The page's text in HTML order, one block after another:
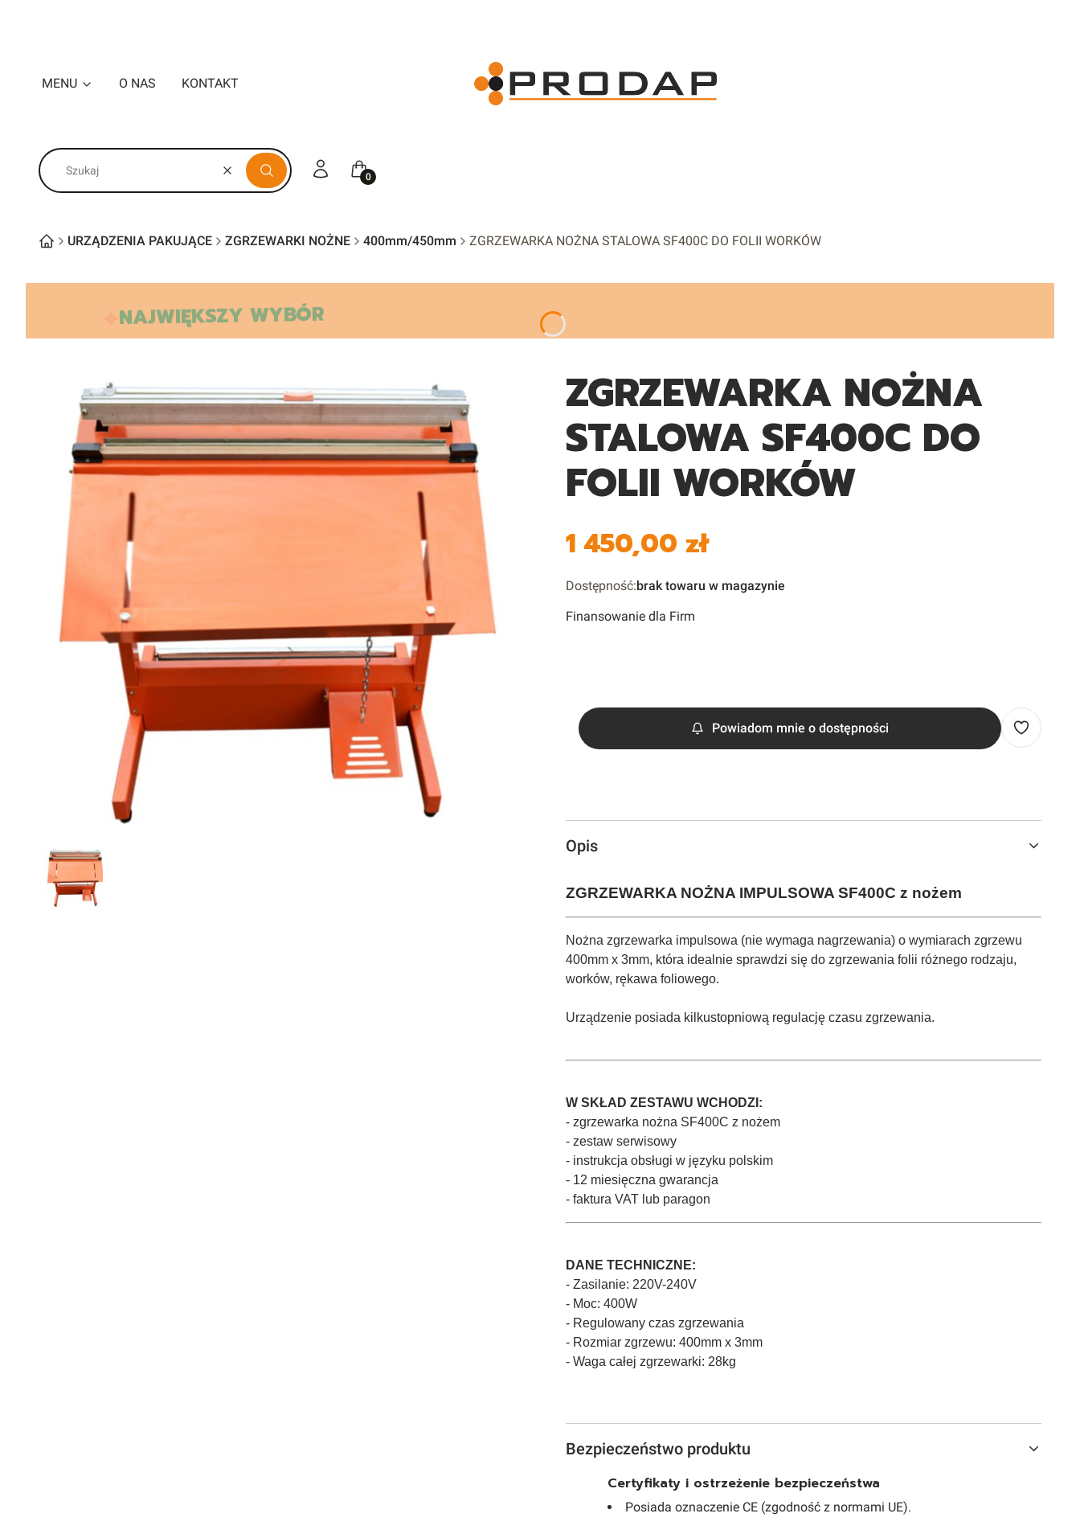
MENU O NAS KONTAKT
WyczyśćSzukaj
Zaloguj sięKoszyk
URZĄDZENIA PAKUJĄCE ZGRZEWARKI NOŻNE 400mm/450mm ZGRZEWARKA NOŻNA STALOWA SF400C DO FOLII WORKÓW
NAJWIĘKSZY WYBÓR
ZGRZEWARKA NOŻNA
STALOWA SF400C DO
FOLII WORKÓW
Cena
1 450,00 zł
Dostępność:brak towaru w magazynie
Finansowanie dla Firm
Powiadom mnie o dostępności
Opis
ZGRZEWARKA NOŻNA IMPULSOWA SF400C z nożem
Nożna zgrzewarka impulsowa (nie wymaga nagrzewania) o wymiarach zgrzewu
400mm x 3mm, która idealnie sprawdzi się do zgrzewania folii różnego rodzaju,
worków, rękawa foliowego.
Urządzenie posiada kilkustopniową regulację czasu zgrzewania.
W SKŁAD ZESTAWU WCHODZI:
- zgrzewarka nożna SF400C z nożem
- zestaw serwisowy
- instrukcja obsługi w języku polskim
- 12 miesięczna gwarancja
- faktura VAT lub paragon
DANE TECHNICZNE:
- Zasilanie: 220V-240V
- Moc: 400W
- Regulowany czas zgrzewania
- Rozmiar zgrzewu: 400mm x 3mm
- Waga całej zgrzewarki: 28kg
Bezpieczeństwo produktu
Certyfikaty i ostrzeżenie bezpieczeństwa
Posiada oznaczenie CE (zgodność z normami UE).